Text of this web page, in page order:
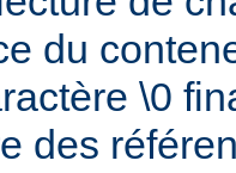
du
\0
des